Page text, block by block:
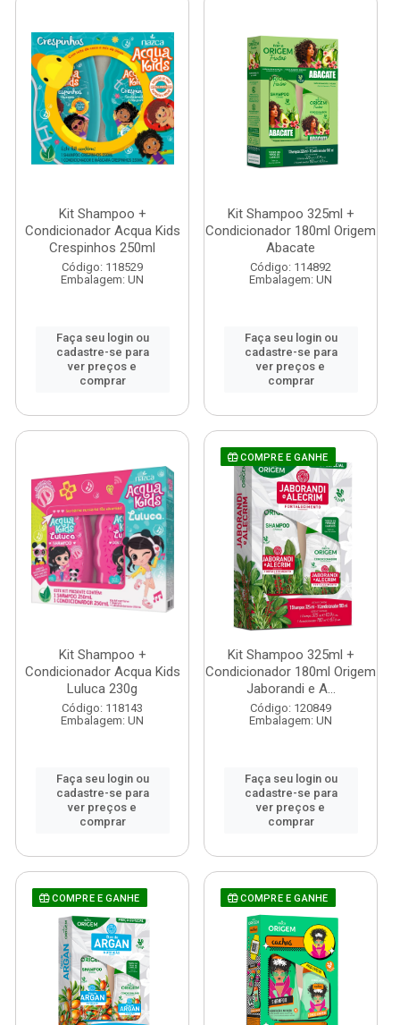
Kit Shampoo +
Condicionador Acqua Kids
Crespinhos 250ml
Código: 118529
Embalagem: UN
Faça seu login ou
cadastre-se para
ver preços e
comprar
Kit Shampoo 325ml +
Condicionador 180ml Origem
Abacate
Código: 114892
Embalagem: UN
Faça seu login ou
cadastre-se para
ver preços e
comprar
Kit Shampoo +
Condicionador Acqua Kids
Luluca 230g
Código: 118143
Embalagem: UN
Faça seu login ou
cadastre-se para
ver preços e
comprar
COMPRE E GANHE
Kit Shampoo 325ml +
Condicionador 180ml Origem
Jaborandi e A...
Código: 120849
Embalagem: UN
Faça seu login ou
cadastre-se para
ver preços e
comprar
COMPRE E GANHE COMPRE E GANHE